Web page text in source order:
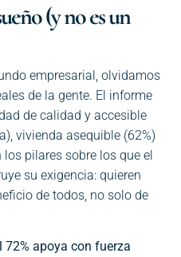
(y no es un
empresarial, olvidamos
de la gente. El informe
de calidad y accesible
vivienda asequible (62%)
pilares sobre los que el
su exigencia: quieren
de todos, no solo de
72% apoya con fuerza